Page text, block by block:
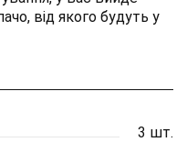
від якого будуть у
3 шт.